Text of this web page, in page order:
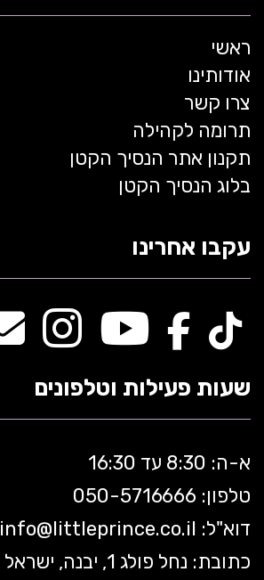
ראשי
אודותינו
צרו קשר
תרומה לקהילה
תקנון אתר הנסיך הקטן
בלוג הנסיך הקטן
עקבו אחרינו
שעות פעילות וטלפונים
א-ה: 8:30 עד 16:30
טלפון: 050-5 716666
דוא"ל:
info@littleprince.co.il
כתובת: נחל פולג 1, יבנה, ישראל